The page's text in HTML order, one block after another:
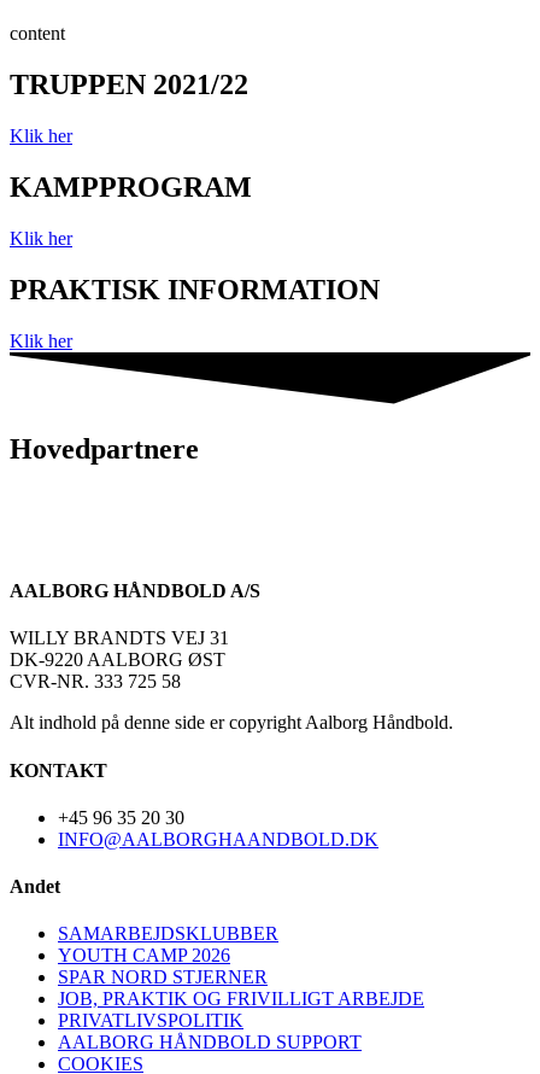
content
TRUPPEN 2021/22
Klik her
KAMPPROGRAM
Klik her
PRAKTISK INFORMATION
Klik her
Hovedpartnere
AALBORG HÅNDBOLD A/S
WILLY BRANDTS VEJ 31
DK-9220 AALBORG ØST
CVR-NR. 333 725 58
Alt indhold på denne side er copyright Aalborg Håndbold.
KONTAKT
+45 96 35 20 30
INFO@AALBORGHAANDBOLD.DK
Andet
SAMARBEJDSKLUBBER
YOUTH CAMP 2026
SPAR NORD STJERNER
JOB, PRAKTIK OG FRIVILLIGT ARBEJDE
PRIVATLIVSPOLITIK
AALBORG HÅNDBOLD SUPPORT
COOKIES